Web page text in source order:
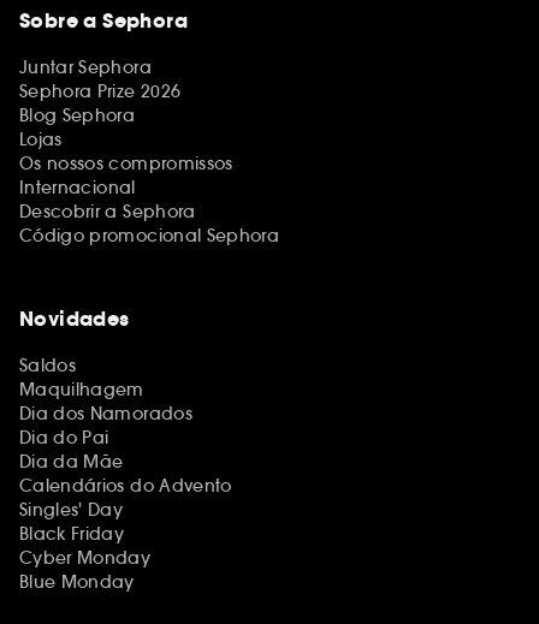
Sobre a Sephora
Juntar Sephora
Sephora Prize 2026
Blog Sephora
Lojas
Os nossos compromissos
Internacional
Descobrir a Sephora
Código promocional Sephora
Novidades
Saldos
Maquilhagem
Dia dos Namorados
Dia do Pai
Dia da Mãe
Calendários do Advento
Singles' Day
Black Friday
Cyber Monday
Blue Monday